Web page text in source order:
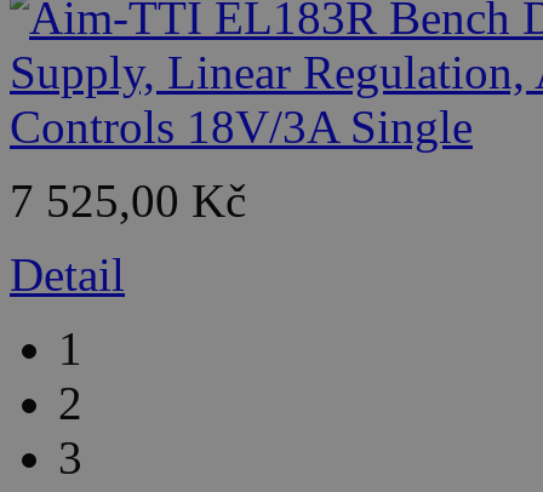
7 525,00 Kč
Detail
1
2
3